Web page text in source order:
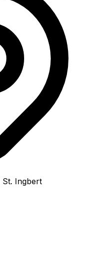
St. Ingbert